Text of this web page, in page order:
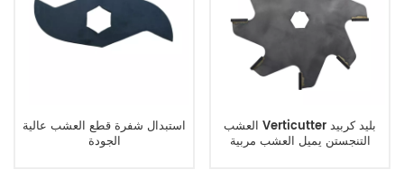
استبدال شفرة قطع العشب عالية
الجودة
العشب Verticutter بليد كربيد
التنجستن يميل العشب مربية